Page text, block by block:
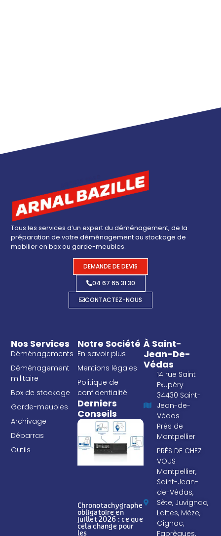
Tous les services d’un expert du déménagement, de la
préparation de votre déménagement au stockage de
mobilier en box ou garde-meubles.
DEMANDE DE DEVIS
04 67 65 31 30
CONTACTEZ-NOUS
Nos Services
Déménagements
Déménagement
militaire
Box de stockage
Garde-meubles
Archivage
Débarras
Outils
Notre Société
En savoir plus
Mentions légales
Politique de
confidentialité
Derniers
Conseils
Chronotachygraphe
obligatoire en
juillet 2026 : ce que
cela change pour
les
À Saint-
Jean-De-
Védas
14 rue Saint
Exupéry
34430 Saint-
Jean-de-
Védas
Près de
Montpellier
PRÈS DE CHEZ
VOUS
Montpellier,
Saint-Jean-
de-Védas,
Sète, Juvignac,
Lattes, Mèze,
Gignac,
Fabrègues,